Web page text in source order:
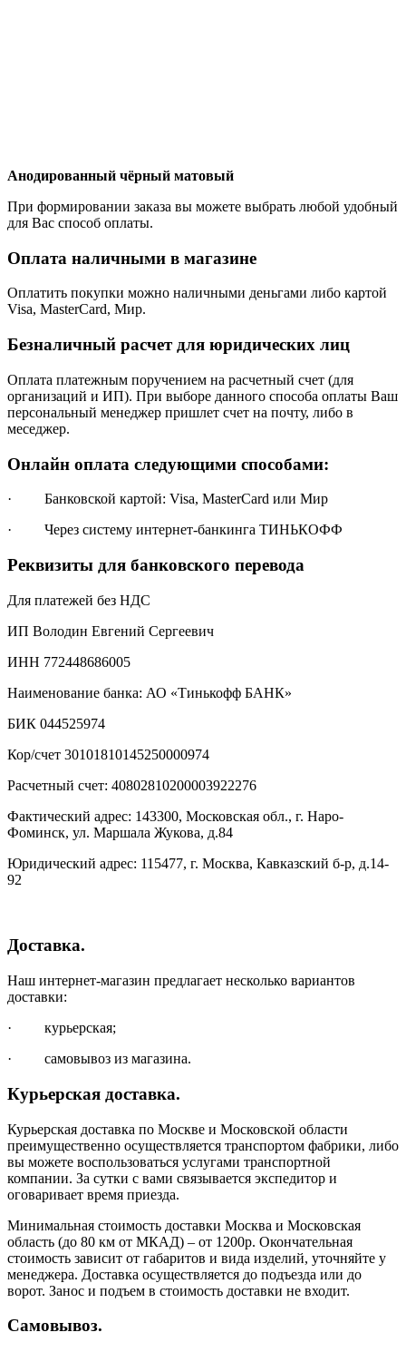
Анодированный чёрный матовый
При формировании заказа вы можете выбрать любой удобный
для Вас способ оплаты.
Оплата наличными в магазине
Оплатить покупки можно наличными деньгами либо картой
Visa, MasterCard, Мир.
Безналичный расчет для юридических лиц
Оплата платежным поручением на расчетный счет (для
организаций и ИП). При выборе данного способа оплаты Ваш
персональный менеджер пришлет счет на почту, либо в
меседжер.
Онлайн оплата следующими способами:
· Банковской картой: Visa, MasterCard или Мир
· Через систему интернет-банкинга ТИНЬКОФФ
Реквизиты для банковского перевода
Для платежей без НДС
ИП Володин Евгений Сергеевич
ИНН 772448686005
Наименование банка: АО «Тинькофф БАНК»
БИК 044525974
Кор/счет 30101810145250000974
Расчетный счет: 40802810200003922276
Фактический адрес: 143300, Московская обл., г. Наро-
Фоминск, ул. Маршала Жукова, д.84
Юридический адрес: 115477, г. Москва, Кавказский б-р, д.14-
92
Доставка.
Наш интернет-магазин предлагает несколько вариантов
доставки:
· курьерская;
· самовывоз из магазина.
Курьерская доставка.
Курьерская доставка по Москве и Московской области
преимущественно осуществляется транспортом фабрики, либо
вы можете воспользоваться услугами транспортной
компании. За сутки с вами связывается экспедитор и
оговаривает время приезда.
Минимальная стоимость доставки Москва и Московская
область (до 80 км от МКАД) – от 1200р. Окончательная
стоимость зависит от габаритов и вида изделий, уточняйте у
менеджера. Доставка осуществляется до подъезда или до
ворот. Занос и подъем в стоимость доставки не входит.
Самовывоз.